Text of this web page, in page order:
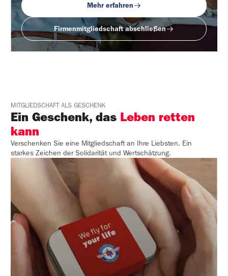
Mehr erfahren
Firmenmitgliedschaft abschließen
MITGLIEDSCHAFT ALS GESCHENK
Ein Geschenk, das Leben retten
kann
Verschenken Sie eine Mitgliedschaft an Ihre Liebsten. Ein
starkes Zeichen der Solidarität und Wertschätzung.